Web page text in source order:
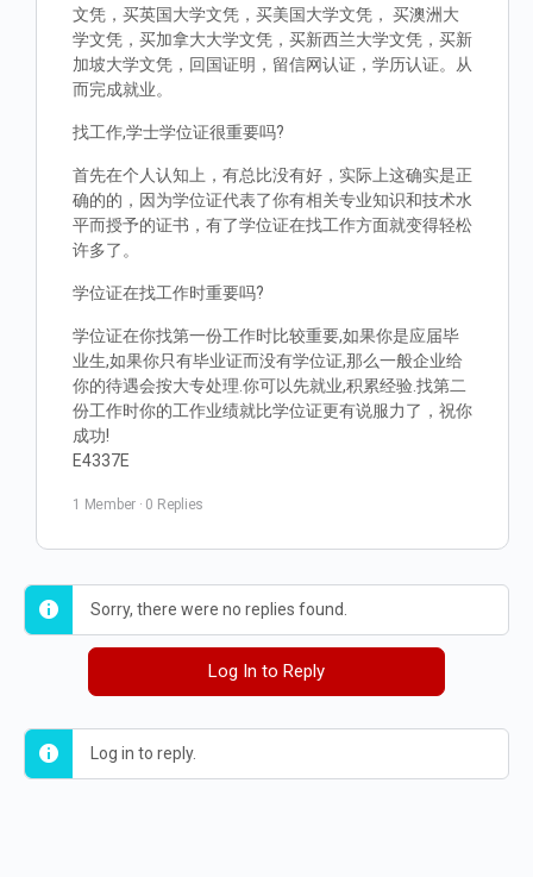
文凭，买英国大学文凭，买美国大学文凭， 买澳洲大
学文凭，买加拿大大学文凭，买新西兰大学文凭，买新
加坡大学文凭，回国证明，留信网认证，学历认证。从
而完成就业。
找工作,学士学位证很重要吗?
首先在个人认知上，有总比没有好，实际上这确实是正
确的的，因为学位证代表了你有相关专业知识和技术水
平而授予的证书，有了学位证在找工作方面就变得轻松
许多了。
学位证在找工作时重要吗?
学位证在你找第一份工作时比较重要,如果你是应届毕
业生,如果你只有毕业证而没有学位证,那么一般企业给
你的待遇会按大专处理.你可以先就业,积累经验.找第二
份工作时你的工作业绩就比学位证更有说服力了，祝你
成功!
E4337E
1 Member · 0 Replies
Sorry, there were no replies found.
Log In to Reply
Log in to reply.